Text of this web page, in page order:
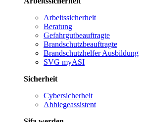
Arbeitssicherheit
Beratung
Gefahrgutbeauftragte
Brandschutzbeauftragte
Brandschutzhelfer Ausbildung
SVG myASI
Sicherheit
Cybersicherheit
Abbiegeassistent